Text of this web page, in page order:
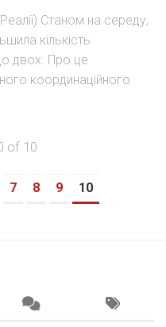
Станом на середу,
кількість
двох. Про це
координаційного
of 10
7 8 9 10